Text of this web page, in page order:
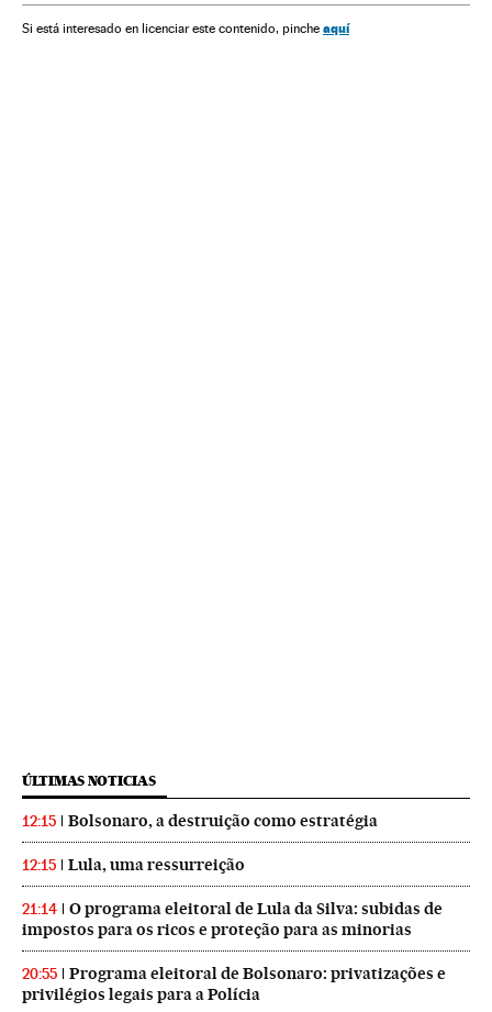
Organizações internacionais Conflitos Terrorismo
Si está interesado en licenciar este contenido, pinche aquí
ÚLTIMAS NOTICIAS
12:15 Bolsonaro, a destruição como estratégia
12:15 Lula, uma ressurreição
21:14
O programa eleitoral de Lula da Silva: subidas de
impostos para os ricos e proteção para as minorias
20:55
Programa eleitoral de Bolsonaro: privatizações e
privilégios legais para a Polícia